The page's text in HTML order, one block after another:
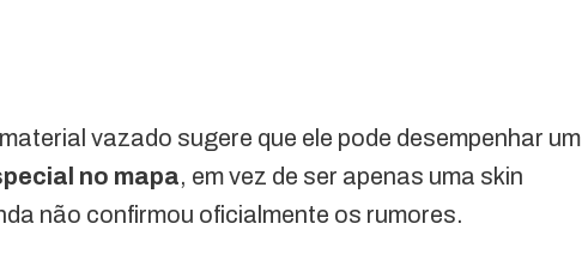
vazado sugere que ele pode desempenhar um
no mapa, em vez de ser apenas uma skin
não confirmou oficialmente os rumores.